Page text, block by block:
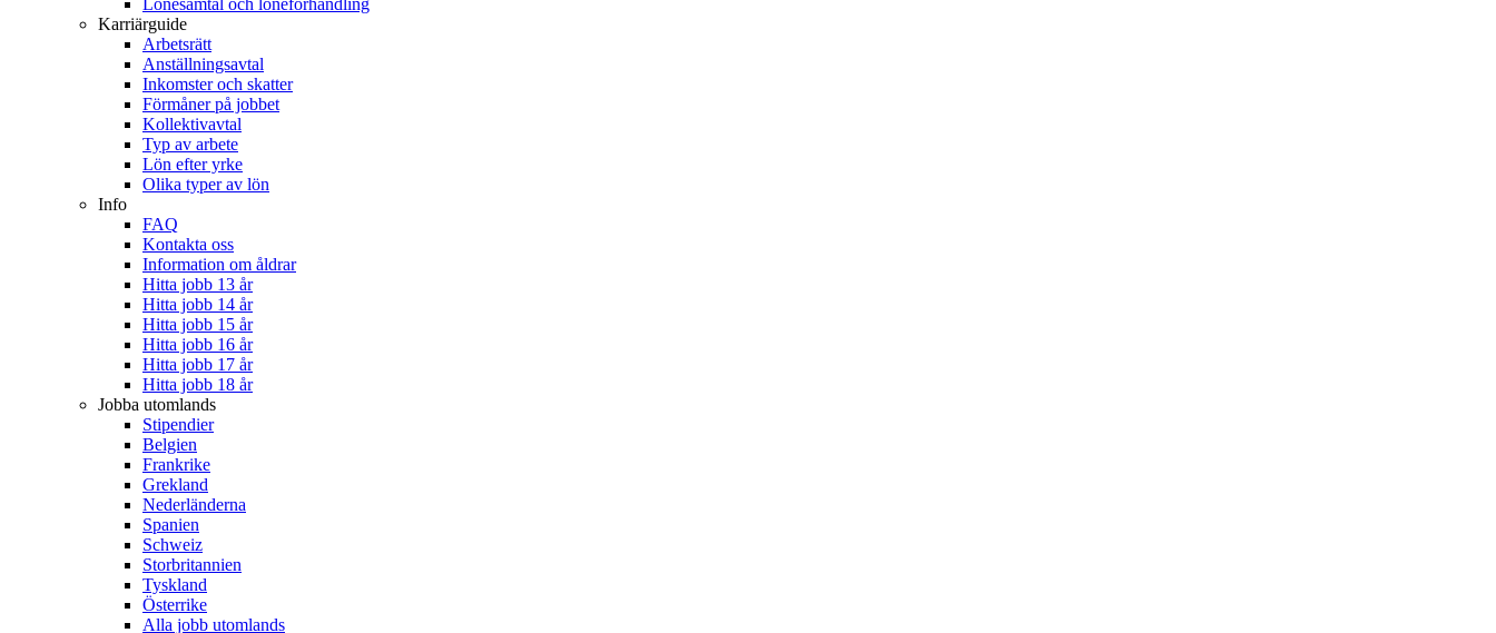
Lönesamtal och löneförhandling
Karriärguide
Arbetsrätt
Anställningsavtal
Inkomster och skatter
Förmåner på jobbet
Kollektivavtal
Typ av arbete
Lön efter yrke
Olika typer av lön
Info
FAQ
Kontakta oss
Information om åldrar
Hitta jobb 13 år
Hitta jobb 14 år
Hitta jobb 15 år
Hitta jobb 16 år
Hitta jobb 17 år
Hitta jobb 18 år
Jobba utomlands
Stipendier
Belgien
Frankrike
Grekland
Nederländerna
Spanien
Schweiz
Storbritannien
Tyskland
Österrike
Alla jobb utomlands